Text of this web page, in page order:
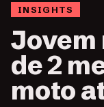
INSIGHTS
Jovem
de 2
moto